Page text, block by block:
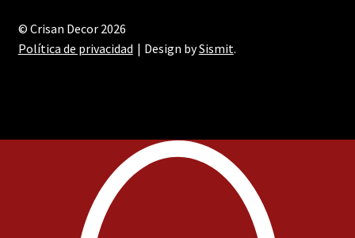
© Crisan Decor 2026
Política de privacidad
Design bySismit.